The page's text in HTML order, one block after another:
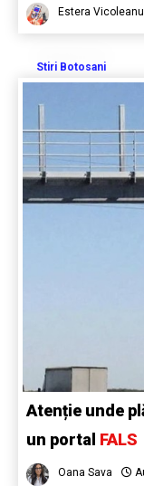
Estera Vicoleanu
Stiri Botosani
Atenție unde
un portal FALS
Oana Sava